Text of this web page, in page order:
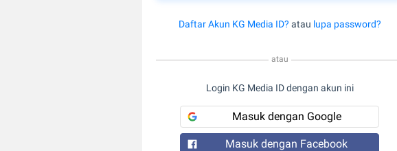
Daftar Akun KG Media ID? atau lupa password?
atau
Login KG Media ID dengan akun ini
Masuk dengan Google
Masuk dengan Facebook